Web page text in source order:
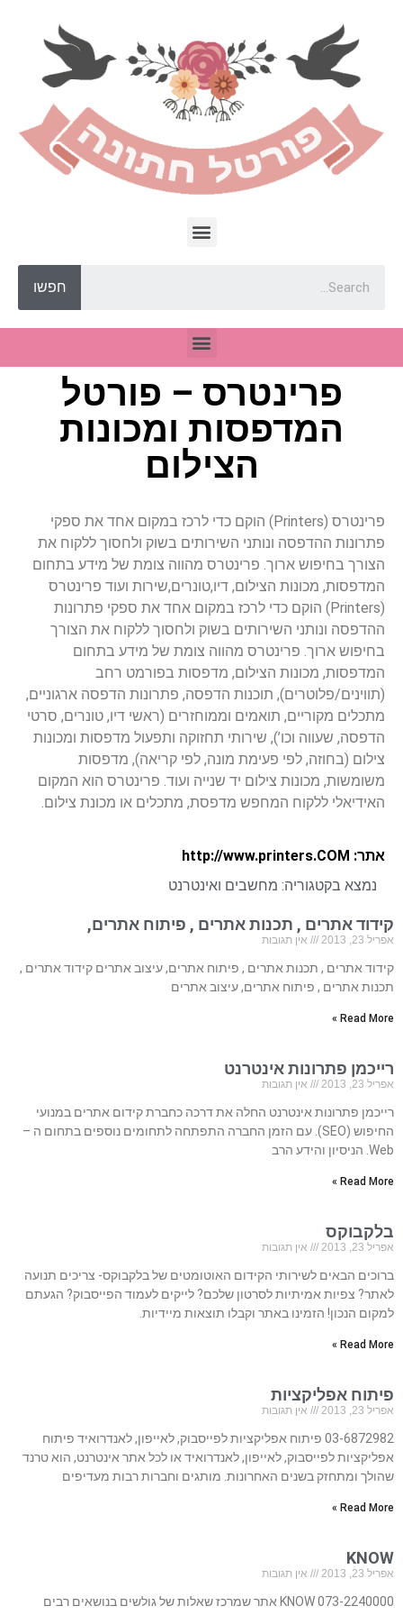
חפשו
פרינטרס – פורטל
המדפסות ומכונות
הצילום
פרינטרס (Printers) הוקם כדי לרכז במקום אחד את ספקי
פתרונות ההדפסה ונותני השירותים בשוק ולחסוך ללקוח את
הצורך בחיפוש ארוך. פרינטרס מהווה צומת של מידע בתחום
המדפסות, מכונות הצילום, דיו,טונרים,שירות ועוד פרינטרס
(Printers) הוקם כדי לרכז במקום אחד את ספקי פתרונות
ההדפסה ונותני השירותים בשוק ולחסוך ללקוח את הצורך
בחיפוש ארוך. פרינטרס מהווה צומת של מידע בתחום
המדפסות, מכונות הצילום, מדפסות בפורמט רחב
(תווינים/פלוטרים), תוכנות הדפסה, פתרונות הדפסה ארגוניים,
מתכלים מקוריים, תואמים וממוחזרים (ראשי דיו, טונרים, סרטי
הדפסה, שעווה וכו’), שירותי תחזוקה ותפעול מדפסות ומכונות
צילום (בחוזה, לפי פעימת מונה, לפי קריאה), מדפסות
משומשות, מכונות צילום יד שנייה ועוד. פרינטרס הוא המקום
האידיאלי ללקוח המחפש מדפסת, מתכלים או מכונת צילום.
אתר: http://www.printers.COM
נמצא בקטגוריה: מחשבים ואינטרנט
קידוד אתרים , תכנות אתרים , פיתוח אתרים,
אפריל 23, 2013 אין תגובות
קידוד אתרים , תכנות אתרים , פיתוח אתרים, עיצוב אתרים קידוד אתרים ,
תכנות אתרים , פיתוח אתרים, עיצוב אתרים
Read More »
רייכמן פתרונות אינטרנט
אפריל 23, 2013 אין תגובות
רייכמן פתרונות אינטרנט החלה את דרכה כחברת קידום אתרים במנועי
החיפוש (SEO). עם הזמן החברה התפתחה לתחומים נוספים בתחום ה –
Web. הניסיון והידע הרב
Read More »
בלקבוקס
אפריל 23, 2013 אין תגובות
ברוכים הבאים לשירותי הקידום האוטומטים של בלקבוקס- צריכים תנועה
לאתר? צפיות אמיתיות לסרטון שלכם? לייקים לעמוד הפייסבוק? הגעתם
למקום הנכון! הזמינו באתר וקבלו תוצאות מיידיות.
Read More »
פיתוח אפליקציות
אפריל 23, 2013 אין תגובות
03-6872982 פיתוח אפליקציות לפייסבוק, לאייפון, לאנדרואיד פיתוח
אפליקציות לפייסבוק, לאייפון, לאנדרואיד או לכל אתר אינטרנט, הוא טרנד
שהולך ומתחזק בשנים האחרונות. מותגים וחברות רבות מעדיפים
Read More »
KNOW
אפריל 23, 2013 אין תגובות
073-2240000 KNOW אתר שמרכז שאלות של גולשים בנושאים רבים